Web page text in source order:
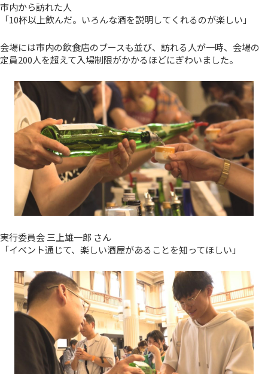
市内から訪れた人
「10杯以上飲んだ。いろんな酒を説明してくれるのが楽しい」
会場には市内の飲食店のブースも並び、訪れる人が一時、会場の
定員200人を超えて入場制限がかかるほどにぎわいました。
実行委員会 三上雄一郎 さん
「イベント通じて、楽しい酒屋があることを知ってほしい」